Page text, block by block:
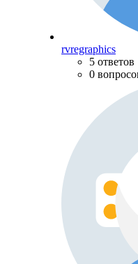
rvregraphics
5 ответов
0